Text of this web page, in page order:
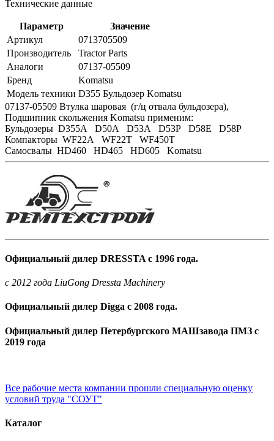
Технические данные
Параметр
Значение
Артикул
0713705509
Производитель
Tractor Parts
Аналоги
07137-05509
Бренд
Komatsu
Модель техники D355 Бульдозер Komatsu
07137-05509 Втулка шаровая (г/ц отвала бульдозера),
Подшипник скольжения Komatsu применим:
Бульдозеры D355A D50A D53A D53P D58E D58P
Компакторы WF22A WF22T WF450T
Самосвалы HD460 HD465 HD605 Komatsu
Официальный дилер DRESSTA с 1996 года.
c 2012 года LiuGong Dressta Machinery
Официальный дилер Digga с 2008 года.
Официальный дилер Петербургского МАШзавода ПМЗ с
2019 года
Все рабочие места компании прошли специальную оценку
условий труда "СОУТ"
Каталог